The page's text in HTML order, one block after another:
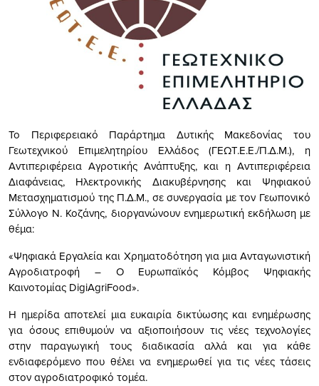
Το Περιφερειακό Παράρτημα Δυτικής Μακεδονίας του
Γεωτεχνικού Επιμελητηρίου Ελλάδος (ΓΕΩΤ.Ε.Ε./Π.Δ.Μ.), η
Αντιπεριφέρεια Αγροτικής Ανάπτυξης, και η Αντιπεριφέρεια
Διαφάνειας, Ηλεκτρονικής Διακυβέρνησης και Ψηφιακού
Μετασχηματισμού της Π.Δ.Μ., σε συνεργασία με τον Γεωπονικό
Σύλλογο Ν. Κοζάνης, διοργανώνουν ενημερωτική εκδήλωση με
θέμα:
«Ψηφιακά Εργαλεία και Χρηματοδότηση για μια Ανταγωνιστική
Αγροδιατροφή – Ο Ευρωπαϊκός Κόμβος Ψηφιακής
Καινοτομίας DigiAgriFood».
Η ημερίδα αποτελεί μια ευκαιρία δικτύωσης και ενημέρωσης
για όσους επιθυμούν να αξιοποιήσουν τις νέες τεχνολογίες
στην παραγωγική τους διαδικασία αλλά και για κάθε
ενδιαφερόμενο που θέλει να ενημερωθεί για τις νέες τάσεις
στον αγροδιατροφικό τομέα.